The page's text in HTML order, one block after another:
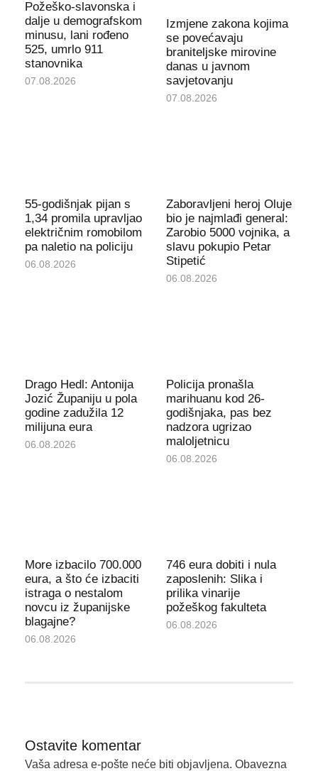
Požeško-slavonska i
dalje u demografskom
minusu, lani rođeno
525, umrlo 911
stanovnika
07.08.2026
Izmjene zakona kojima
se povećavaju
braniteljske mirovine
danas u javnom
savjetovanju
07.08.2026
55-godišnjak pijan s
1,34 promila upravljao
električnim romobilom
pa naletio na policiju
06.08.2026
Zaboravljeni heroj Oluje
bio je najmlađi general:
Zarobio 5000 vojnika, a
slavu pokupio Petar
Stipetić
06.08.2026
Drago Hedl: Antonija
Jozić Županiju u pola
godine zadužila 12
milijuna eura
06.08.2026
Policija pronašla
marihuanu kod 26-
godišnjaka, pas bez
nadzora ugrizao
maloljetnicu
06.08.2026
More izbacilo 700.000
eura, a što će izbaciti
istraga o nestalom
novcu iz županijske
blagajne?
06.08.2026
746 eura dobiti i nula
zaposlenih: Slika i
prilika vinarije
požeškog fakulteta
06.08.2026
Ostavite komentar
Vaša adresa e-pošte neće biti objavljena. Obavezna